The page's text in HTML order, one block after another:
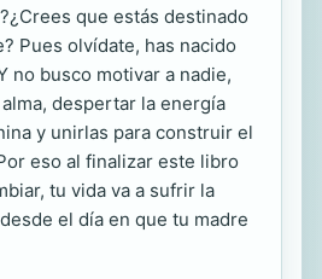
que estás destinado
Pues olvídate, has nacido
no busco motivar a nadie,
despertar la energía
y unirlas para construir el
eso al finalizar este libro
tu vida va a sufrir la
el día en que tu madre